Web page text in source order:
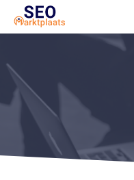
SEO
1. Seo
2.